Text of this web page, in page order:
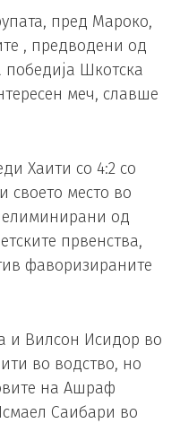
пред Мароко,
, предводени од
победија Шкотска
меч, славше
Хаити со 4:2 со
своето место во
елиминирани од
првенства,
фаворизираните
и Вилсон Исидор во
во водство, но
на Ашраф
Саибари во